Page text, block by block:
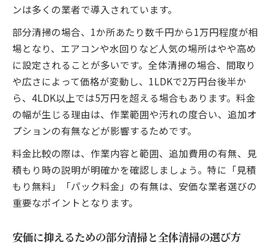
ンは多くの業者で導入されています。
部分清掃の場合、1か所あたり数千円から1万円程度が相
場となり、エアコンや水回りなど人気の場所はやや高め
に設定されることが多いです。全体清掃の場合、間取り
や広さによって価格が変動し、1LDKで2万円台後半か
ら、4LDK以上では5万円を超える場合もあります。料金
の幅が生じる理由は、作業範囲や汚れの度合い、追加オ
プションの有無などが影響するためです。
料金比較の際は、作業内容と範囲、追加費用の有無、見
積もり時の説明が明確かを確認しましょう。特に「見積
もり無料」「パック料金」の有無は、安価な業者選びの
重要なポイントとなります。
安価に抑えるための部分清掃と全体清掃の選び方